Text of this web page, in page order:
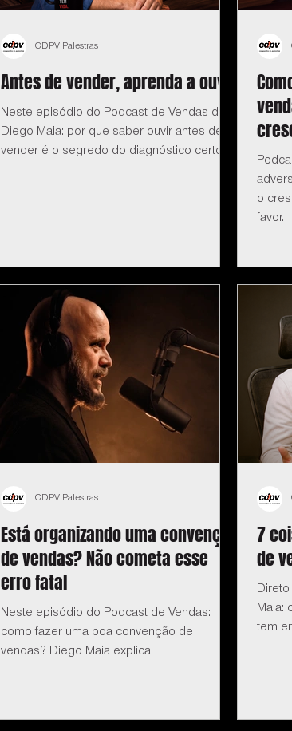
Antes de vender, aprenda a ouvir
Neste episódio do Podcast de Vendas do
Diego Maia: por que saber ouvir antes de
vender é o segredo do diagnóstico certo.
CDPV Palestras
o
favor.
Está organizando uma convenção
de vendas? Não cometa esse
erro fatal
Neste episódio do Podcast de Vendas:
como fazer uma boa convenção de
vendas? Diego Maia explica.
CDPV Palestras
7
de
Maia:
tem